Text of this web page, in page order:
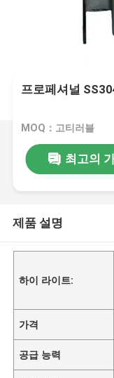
프로페셔널
MOQ：고티러블
최고의
제품 설명
하이 라이트:
가격
공급 능력